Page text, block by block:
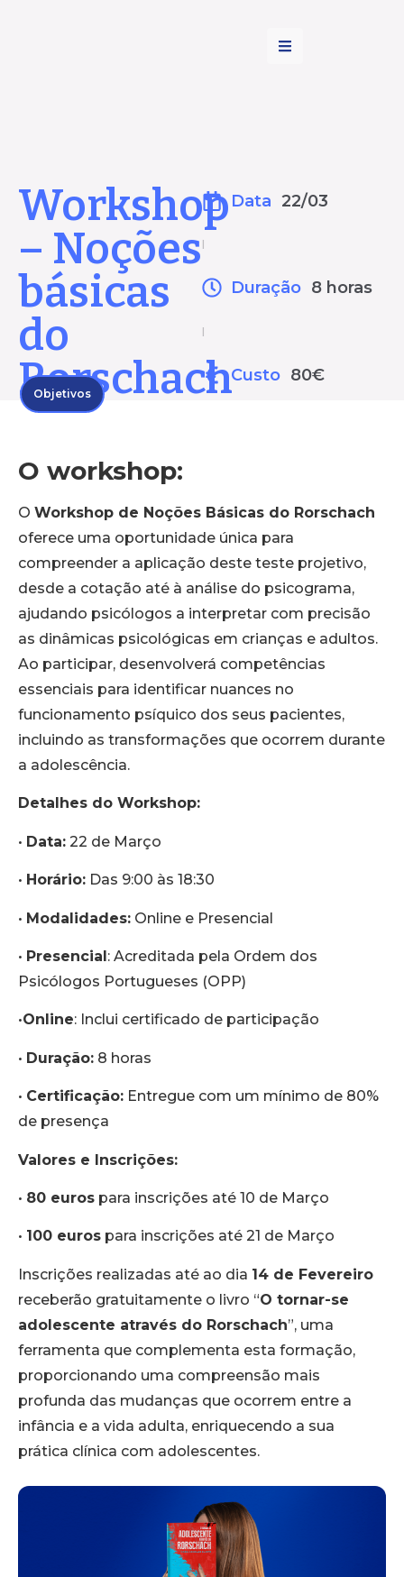
Workshop
– Noções
básicas
do
Rorschach
Data 22/03
Duração 8 horas
|
Custo 80€
Objetivos
O workshop:
O Workshop de Noções Básicas do Rorschach
oferece uma oportunidade única para
compreender a aplicação deste teste projetivo,
desde a cotação até à análise do psicograma,
ajudando psicólogos a interpretar com precisão
as dinâmicas psicológicas em crianças e adultos.
Ao participar, desenvolverá competências
essenciais para identificar nuances no
funcionamento psíquico dos seus pacientes,
incluindo as transformações que ocorrem durante
a adolescência.
Detalhes do Workshop:
• Data: 22 de Março
• Horário: Das 9:00 às 18:30
• Modalidades: Online e Presencial
• Presencial: Acreditada pela Ordem dos
Psicólogos Portugueses (OPP)
•Online: Inclui certificado de participação
• Duração: 8 horas
• Certificação: Entregue com um mínimo de 80%
de presença
Valores e Inscrições:
• 80 euros para inscrições até 10 de Março
• 100 euros para inscrições até 21 de Março
Inscrições realizadas até ao dia 14 de Fevereiro
receberão gratuitamente o livro “O tornar-se
adolescente através do Rorschach”, uma
ferramenta que complementa esta formação,
proporcionando uma compreensão mais
profunda das mudanças que ocorrem entre a
infância e a vida adulta, enriquecendo a sua
prática clínica com adolescentes.